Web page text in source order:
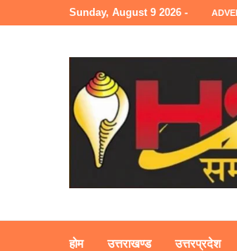
Sunday, August 9 2026 -
होम उत्तराखण्ड उत्तरप्रदेश